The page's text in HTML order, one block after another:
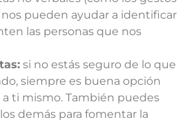
nos pueden ayudar a identificar
las personas que nos
si no estás seguro de lo que
siempre es buena opción
ti mismo. También puedes
demás para fomentar la